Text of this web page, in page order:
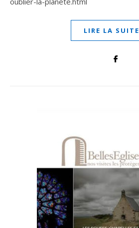
LIRE LA SUITE